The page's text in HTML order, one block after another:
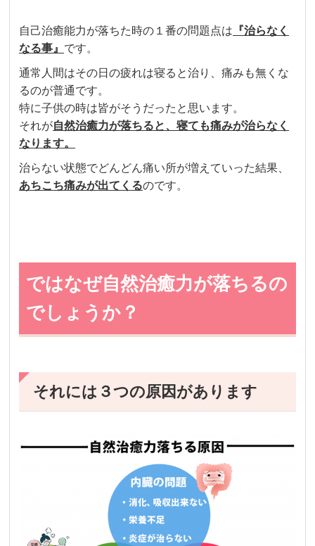
自己治癒能力が落ちた時の１番の問題点は 『治らなく
なる事』 です。
通常人間はその日の疲れは寝ると治り、痛みも無くな
るのが普通です。
特に子供の時は皆がそうだったと思います。
それが自然治癒力が落ちると、寝ても痛みが治らなく
なります。
治らない状態でどんどん痛い所が増えていった結果、
あちこち痛みが出てくるのです。
ではなぜ自然治癒力が落ちるの
でしょうか？
それには３つの原因があります